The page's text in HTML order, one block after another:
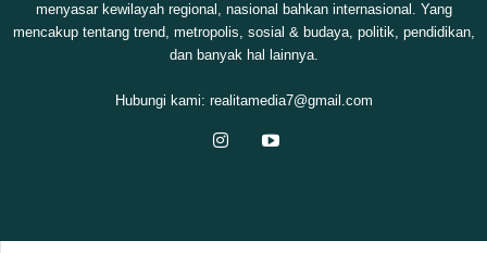
menyasar kewilayah regional, nasional bahkan internasional. Yang
mencakup tentang trend, metropolis, sosial & budaya, politik, pendidikan,
dan banyak hal lainnya.
Hubungi kami: realitamedia7@gmail.com